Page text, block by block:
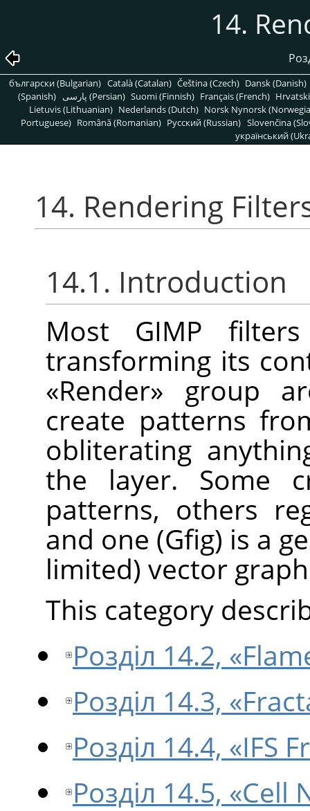
14.
български (Bulgarian) Català (Catalan) Čeština (Czech) Dansk (Danish)
(Spanish)
پارسی (Persian) Suomi (Finnish) Français (French)
Lietuvis (Lithuanian) Nederlands (Dutch) Norsk Nynorsk
Portuguese) Română (Romanian) Pусский (Russian) Slovenčina
український
14. Rendering
14.1. Introduction
Most GIMP
transforming its
«Render» group
create patterns
obliterating
the layer. Some
patterns, others
and one (Gfig) is a
limited) vector
This category
Розділ 14.2,
Розділ 14.3,
Розділ 14.4, «IFS
Розділ 14.5, «Cell